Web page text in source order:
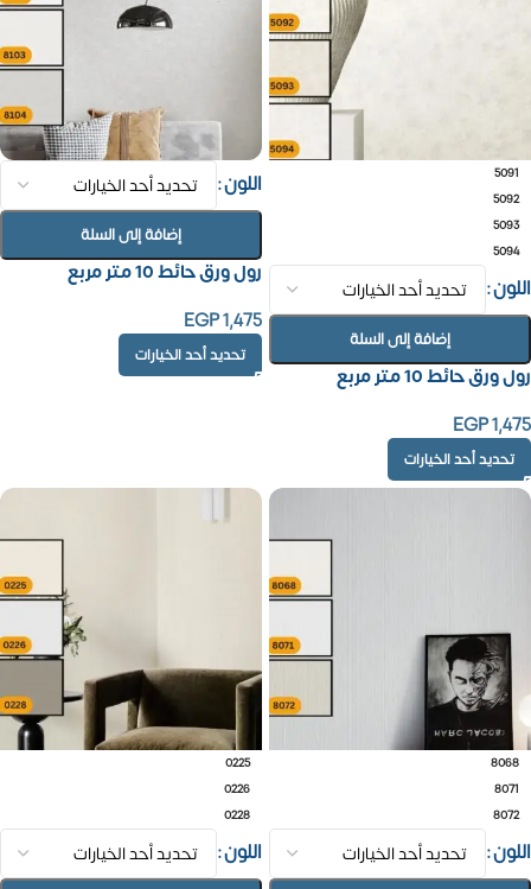
5091
5092
5093
5094
اللون
إضافة إلى السلة
رول ورق حائط 10 متر مربع
EGP1,475
تحديد أحد الخيارات
اللون
إضافة إلى السلة
رول ورق حائط 10 متر مربع
EGP1,475
تحديد أحد الخيارات
8068
8071
8072
اللون
0225
0226
0228
اللون